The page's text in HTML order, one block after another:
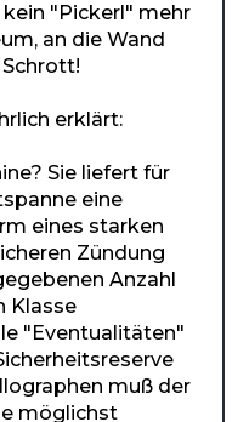
"Pickerl" mehr
an die Wand
erklärt:
Sie liefert für
eine
eines starken
Zündung
Anzahl
Klasse
"Eventualitäten"
muß der
möglichst